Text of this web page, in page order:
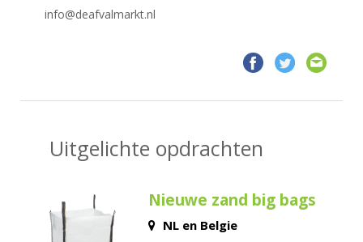
info@deafvalmarkt.nl
Uitgelichte opdrachten
Nieuwe zand big bags
NL en Belgie